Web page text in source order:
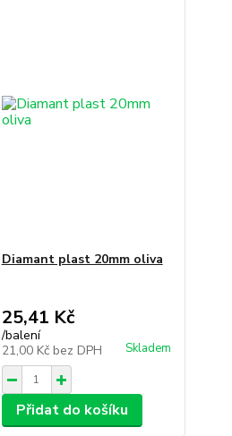
Diamant plast 20mm oliva
25,41 Kč
/balení
21,00 Kč bez DPH Skladem
Přidat do košíku